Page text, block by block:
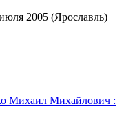
2005 (Ярославль)
Михаил Михайлович :